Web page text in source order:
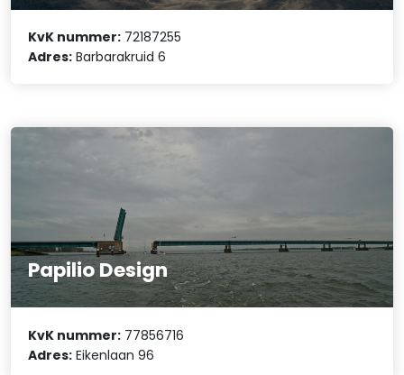
KvK nummer: 72187255
Adres: Barbarakruid 6
Papilio Design
KvK nummer: 77856716
Adres: Eikenlaan 96